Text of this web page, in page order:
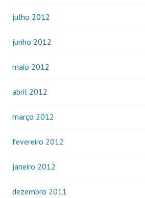
julho 2012
junho 2012
maio 2012
abril 2012
março 2012
fevereiro 2012
janeiro 2012
dezembro 2011